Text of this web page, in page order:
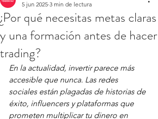
¿Por qué necesitas metas claras
y una formación antes de hacer
trading?
5 jun 2025 3 min de lectura
En la actualidad, invertir parece más
accesible que nunca. Las redes
sociales están plagadas de historias de
éxito, influencers y plataformas que
prometen multiplicar tu dinero en